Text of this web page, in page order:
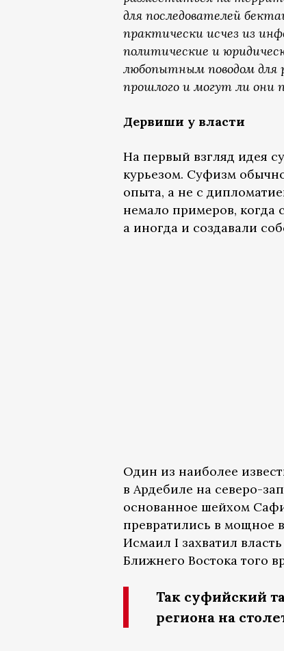
для последователей
практически исчез из
политические и
любопытным поводом для
прошлого и могут ли они
Дервиши у власти
На первый взгляд идея
курьезом. Суфизм
опыта, а не с
немало примеров, когда
а иногда и создавали
Один из наиболее
в Ардебиле на северо-
основанное шейхом
превратились в мощное
Исмаил I захватил
Ближнего Востока того
Так суфийский
региона на